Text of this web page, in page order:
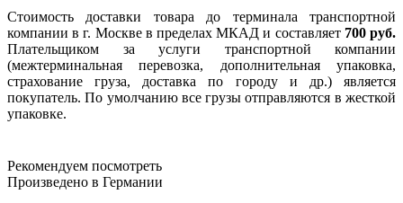
Стоимость доставки товара до терминала транспортной
компании в г. Москве в пределах МКАД и составляет 700 руб.
Плательщиком за услуги транспортной компании
(межтерминальная перевозка, дополнительная упаковка,
страхование груза, доставка по городу и др.) является
покупатель. По умолчанию все грузы отправляются в жесткой
упаковке.
Рекомендуем посмотреть
Произведено в Германии